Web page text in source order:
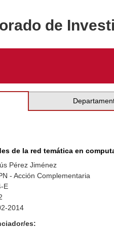
de
de la red temática en
Pérez Jiménez
- Acción Complementaria
E
2014
es: